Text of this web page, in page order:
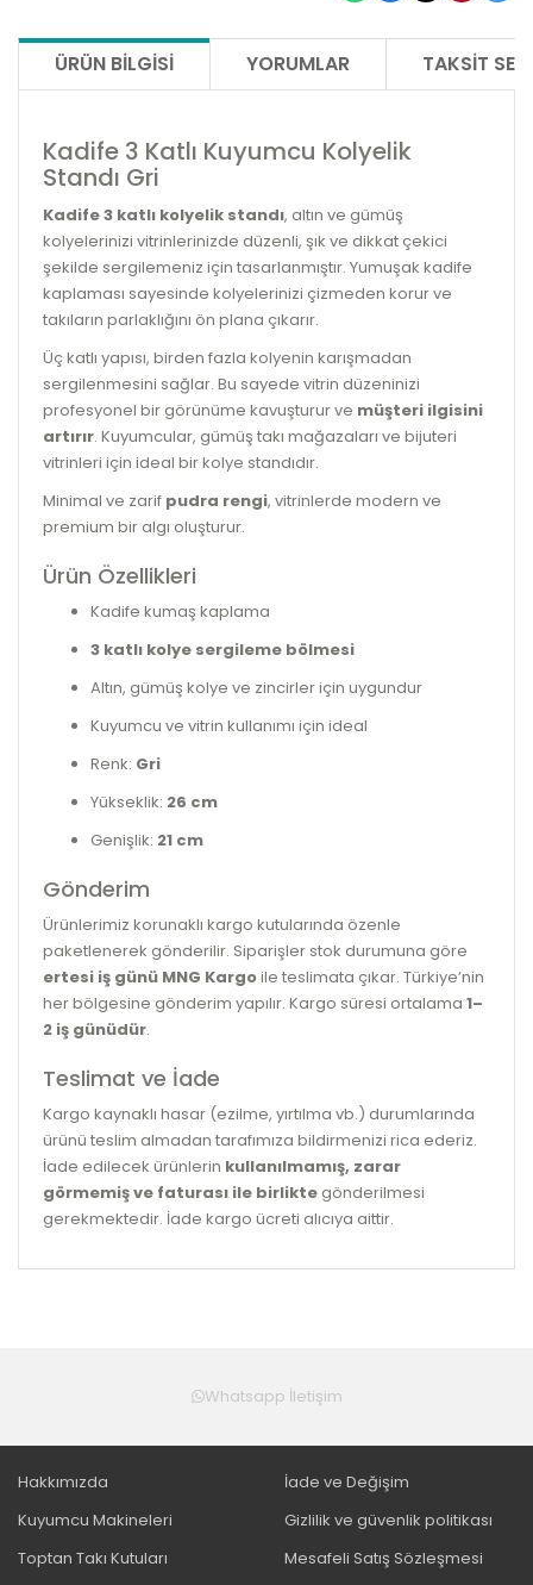
ÜRÜN BILGISI YORUMLAR TAKSIT
Kadife 3 Katlı Kuyumcu Kolyelik
Standı Gri
Kadife 3 katlı kolyelik standı, altın ve gümüş
kolyelerinizi vitrinlerinizde düzenli, şık ve dikkat çekici
şekilde sergilemeniz için tasarlanmıştır. Yumuşak kadife
kaplaması sayesinde kolyelerinizi çizmeden korur ve
takıların parlaklığını ön plana çıkarır.
Üç katlı yapısı, birden fazla kolyenin karışmadan
sergilenmesini sağlar. Bu sayede vitrin düzeninizi
profesyonel bir görünüme kavuşturur ve müşteri ilgisini
artırır. Kuyumcular, gümüş takı mağazaları ve bijuteri
vitrinleri için ideal bir kolye standıdır.
Minimal ve zarif pudra rengi, vitrinlerde modern ve
premium bir algı oluşturur.
Ürün Özellikleri
Kadife kumaş kaplama
3 katlı kolye sergileme bölmesi
Altın, gümüş kolye ve zincirler için uygundur
Kuyumcu ve vitrin kullanımı için ideal
Renk: Gri
Yükseklik: 26 cm
Genişlik: 21 cm
Gönderim
Ürünlerimiz korunaklı kargo kutularında özenle
paketlenerek gönderilir. Siparişler stok durumuna göre
ertesi iş günü MNG Kargoile teslimata çıkar. Türkiye’nin
her bölgesine gönderim yapılır. Kargo süresi ortalama 1–
2 iş günüdür.
Teslimat ve İade
Kargo kaynaklı hasar (ezilme, yırtılma vb.) durumlarında
ürünü teslim almadan tarafımıza bildirmenizi rica ederiz.
İade edilecek ürünlerin kullanılmamış, zarar
görmemiş ve faturası ile birlikte gönderilmesi
gerekmektedir. İade kargo ücreti alıcıya aittir.
Whatsapp İletişim
Hakkımızda
Kuyumcu Makineleri
Toptan Takı Kutuları
İade ve Değişim
Gizlilik ve güvenlik politikası
Mesafeli Satış Sözleşmesi